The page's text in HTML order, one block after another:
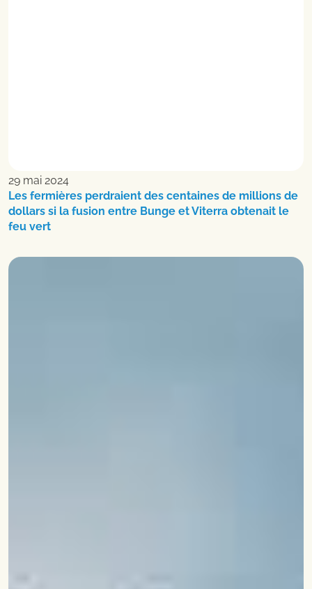
29 mai 2024
Les fermières perdraient des centaines de millions de
dollars si la fusion entre Bunge et Viterra obtenait le
feu vert